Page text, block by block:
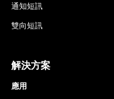
通知短訊
雙向短訊
解決方案
應用